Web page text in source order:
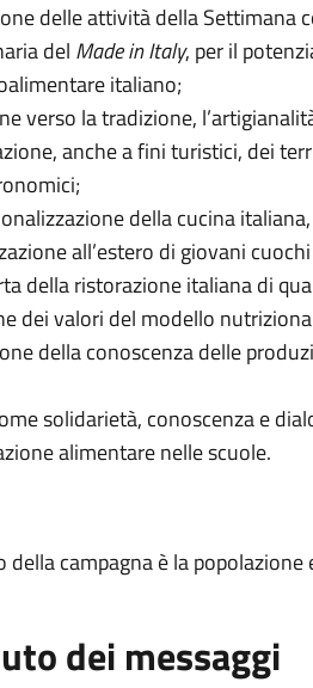
delle attività della Settimana
del Made in Italy, per il
italiano;
verso la tradizione,
anche a fini turistici, dei
della cucina
all’estero di giovani
della ristorazione italiana di
dei valori del modello
della conoscenza delle
solidarietà, conoscenza e
alimentare nelle scuole.
della campagna è la
dei messaggi